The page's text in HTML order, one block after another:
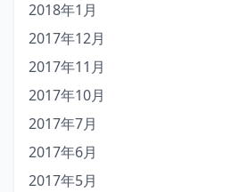
2018年1月
2017年12月
2017年11月
2017年10月
2017年7月
2017年6月
2017年5月